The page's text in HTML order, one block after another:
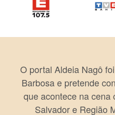
O portal Aldeia Nagô
Barbosa e pretende
que acontece na cena
Salvador e Região